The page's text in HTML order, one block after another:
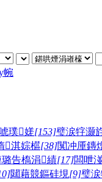
帵
璞嫅[153]璧涙牸灏
淇婃櫙[38]闃冲厜鏄
告槗涓績[17]闆呭
閮藉競鏂硅垷[9]璧